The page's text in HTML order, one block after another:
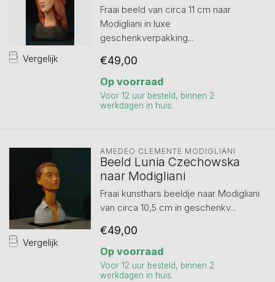
Vergelijk
Fraai beeld van circa 11 cm naar
Modigliani in luxe
geschenkverpakking...
€49,00
Op voorraad
Voor 12 uur besteld, binnen 2
werkdagen in huis.
Vergelijk
AMEDEO CLEMENTE MODIGLIANI
Beeld Lunia Czechowska
naar Modigliani
Fraai kunsthars beeldje naar Modigliani
van circa 10,5 cm in geschenkv...
€49,00
Op voorraad
Voor 12 uur besteld, binnen 2
werkdagen in huis.